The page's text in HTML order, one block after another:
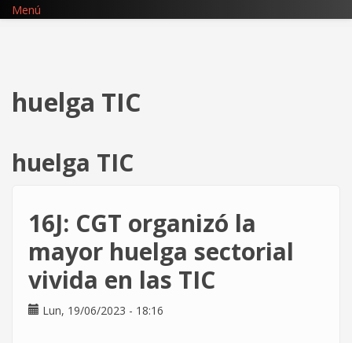
Pasar
Menú
huelga TIC
huelga TIC
16J: CGT organizó la
mayor huelga sectorial
vivida en las TIC
Lun, 19/06/2023 - 18:16